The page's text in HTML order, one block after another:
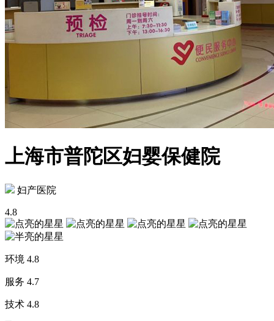
上海市普陀区妇婴保健院
妇产医院
4.8
环境 4.8
服务 4.7
技术 4.8